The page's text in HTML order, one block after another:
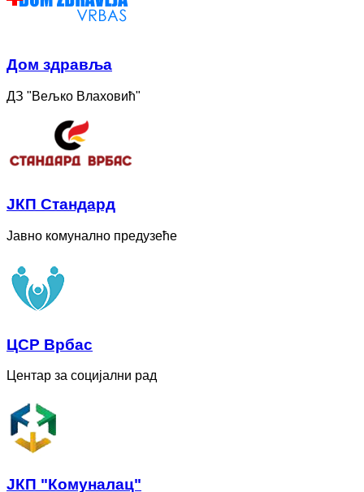
Дом здравља
ДЗ "Вељко Влаховић"
ЈКП Стандард
Јавно комунално предузеће
ЦСР Врбас
Центар за социјални рад
ЈКП "Комуналац"